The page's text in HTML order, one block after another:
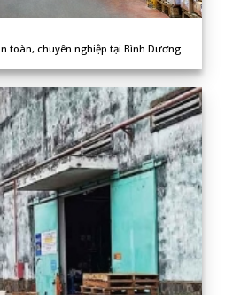
toàn, chuyên nghiệp tại Bình Dương